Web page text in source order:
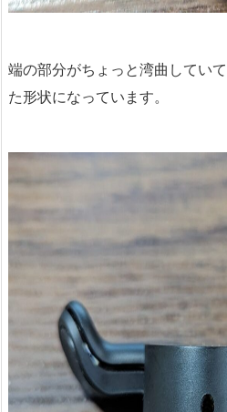
端の部分がちょっと湾曲してい
た形状になっています。